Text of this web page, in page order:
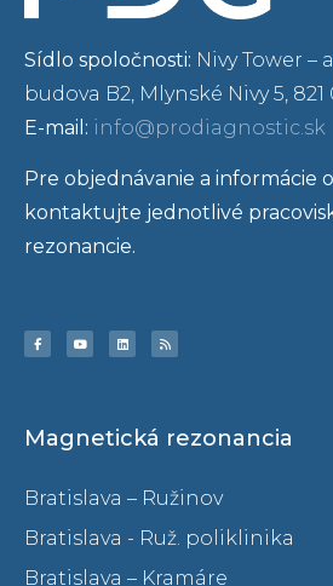
Sídlo spoločnosti: Nivy Tower
budova B2, Mlynské Nivy 5, 821
E-mail: info@prodiagnostic.sk
Pre objednávanie a informácie
kontaktujte jednotlivé
rezonancie.
Magnetická rezonancia
Bratislava – Ružinov
Bratislava - Ruž. poliklinika
Bratislava – Kramáre